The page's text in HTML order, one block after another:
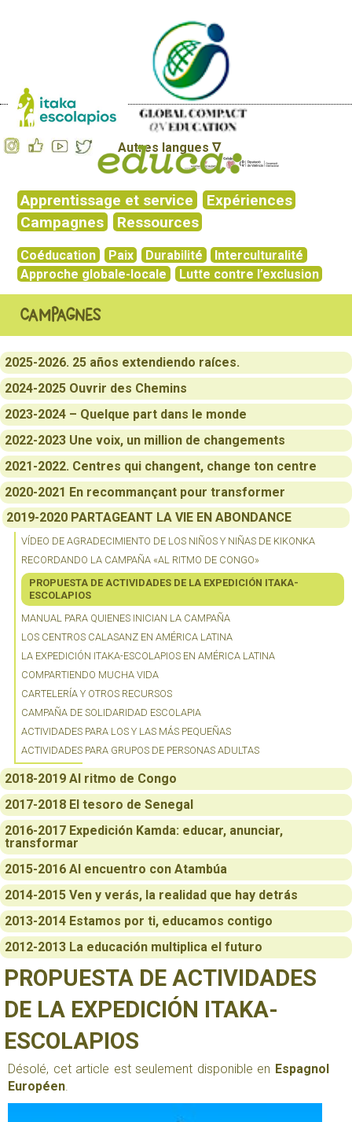
Autres langues ∇
Apprentissage et service
Expériences
Campagnes
Ressources
Coéducation Paix Durabilité
Interculturalité
Approche globale-locale
Lutte contre l’exclusion
Campagnes
2025-2026. 25 años extendiendo raíces.
2024-2025 Ouvrir des Chemins
2023-2024 – Quelque part dans le monde
2022-2023 Une voix, un million de changements
2021-2022. Centres qui changent, change ton centre
2020-2021 En recommançant pour transformer
2019-2020 PARTAGEANT LA VIE EN ABONDANCE
VÍDEO DE AGRADECIMIENTO DE LOS NIÑOS Y NIÑAS DE KIKONKA
RECORDANDO LA CAMPAÑA «AL RITMO DE CONGO»
PROPUESTA DE ACTIVIDADES DE LA EXPEDICIÓN ITAKA-
ESCOLAPIOS
MANUAL PARA QUIENES INICIAN LA CAMPAÑA
LOS CENTROS CALASANZ EN AMÉRICA LATINA
LA EXPEDICIÓN ITAKA-ESCOLAPIOS EN AMÉRICA LATINA
COMPARTIENDO MUCHA VIDA
CARTELERÍA Y OTROS RECURSOS
CAMPAÑA DE SOLIDARIDAD ESCOLAPIA
ACTIVIDADES PARA LOS Y LAS MÁS PEQUEÑAS
ACTIVIDADES PARA GRUPOS DE PERSONAS ADULTAS
2018-2019 Al ritmo de Congo
2017-2018 El tesoro de Senegal
2016-2017 Expedición Kamda: educar, anunciar,
transformar
2015-2016 Al encuentro con Atambúa
2014-2015 Ven y verás, la realidad que hay detrás
2013-2014 Estamos por ti, educamos contigo
2012-2013 La educación multiplica el futuro
PROPUESTA DE ACTIVIDADES
DE LA EXPEDICIÓN ITAKA-
ESCOLAPIOS
Désolé, cet article est seulement disponible en Espagnol
Européen.